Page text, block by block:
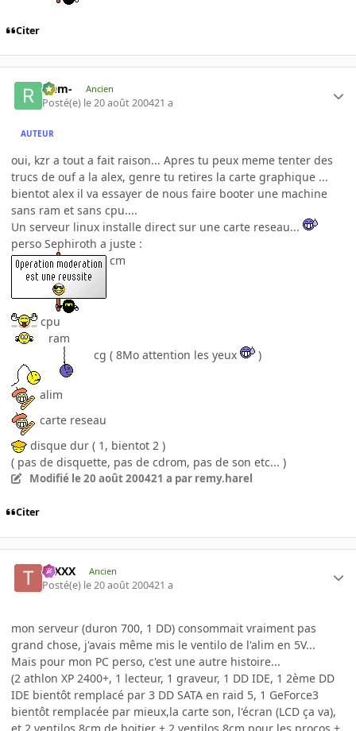
Citer
-rem- Ancien
Posté(e) le 20 août 200421 a
AUTEUR
oui, kzr a tout a fait raison... Apres tu peux meme tenter des
trucs de ouf a la alex, genre tu retires la carte graphique ...
bientot alex il va essayer de nous faire booter une machine
sans ram et sans cpu....
Un serveur linux installe direct sur une carte reseau...
perso Sephiroth a juste :
cm
cpu
ram
cg ( 8Mo attention les yeux
)
alim
carte reseau
disque dur ( 1, bientot 2 )
( pas de disquette, pas de cdrom, pas de son etc... )
Modifié le 20 août 200421 a par remy.harel
Citer
tuXXX Ancien
Posté(e) le 20 août 200421 a
mon serveur (duron 700, 1 DD) consommait vraiment pas
grand chose, j'avais même mis le ventilo de l'alim en 5V...
Mais pour mon PC perso, c'est une autre histoire...
(2 athlon XP 2400+, 1 lecteur, 1 graveur, 1 DD IDE, 1 2ème DD
IDE bientôt remplacé par 3 DD SATA en raid 5, 1 GeForce3
bientôt remplacée par mieux,la carte son, l'écran (LCD ça va),